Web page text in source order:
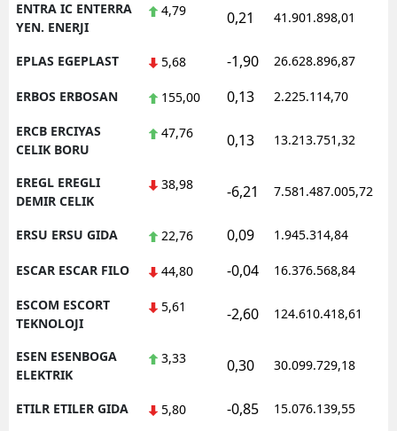
ENTRA IC ENTERRA
YEN. ENERJI
4,79 0,21 41.901.898,01
EPLAS EGEPLAST 5,68 -1,90 26.628.896,87
ERBOS ERBOSAN 155,00 0,13 2.225.114,70
ERCB ERCIYAS
CELIK BORU
47,76 0,13 13.213.751,32
EREGL EREGLI
DEMIR CELIK
38,98 -6,21 7.581.487.005,72
ERSU ERSU GIDA 22,76 0,09 1.945.314,84
ESCAR ESCAR FILO 44,80 -0,04 16.376.568,84
ESCOM ESCORT
TEKNOLOJI
5,61 -2,60 124.610.418,61
ESEN ESENBOGA
ELEKTRIK
3,33 0,30 30.099.729,18
ETILR ETILER GIDA 5,80 -0,85 15.076.139,55